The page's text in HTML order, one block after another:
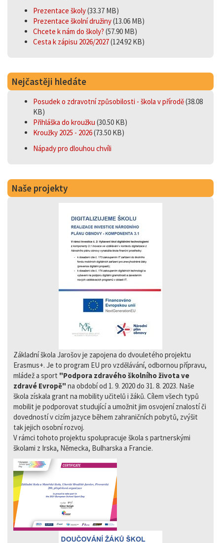
Prezentace školy(33.37 MB)
Prezentace školní družiny(13.06 MB)
Chcete k nám do školy? (57.90 MB)
Cesta k zápisu 2026/2027(124.92 KB)
Nejčastěji hledáte
Posudek o zdravotní způsobilosti - škola v přírodě(38.08
KB)
Přihláška do kroužku (30.50 KB)
Kroužky 2025 - 2026(73.50 KB)
Nápady pro dlouhou chvíli
Naše projekty
Základní škola Jarošov je zapojena do dvouletého projektu
Erasmus+. Je to program EU pro vzdělávání, odbornou přípravu,
mládež a sport "Podpora zdravého školního života ve
zdravé Evropě" na období od 1. 9. 2020 do 31. 8. 2023. Naše
škola získala grant na mobility učitelů i žáků. Cílem všech typů
mobilit je podporovat studující a umožnit jim osvojení znalostí či
dovedností v cizím jazyce během zahraničních pobytů, zvýšit
tak jejich osobní rozvoj.
V rámci tohoto projektu spolupracuje škola s partnerskými
školami z Irska, Německa, Bulharska a Francie.